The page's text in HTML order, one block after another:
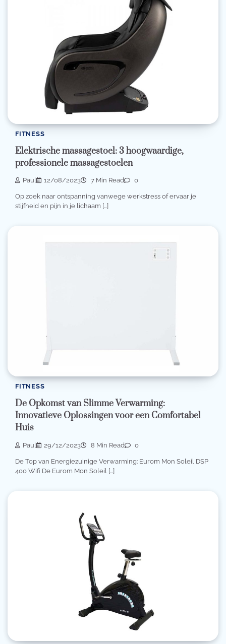
FITNESS
Elektrische massagestoel: 3 hoogwaardige,
professionele massagestoelen
Paul 12/08/2023 7 Min Read 0
Op zoek naar ontspanning vanwege werkstress of ervaar je
stijfheid en pijn in je lichaam […]
FITNESS
De Opkomst van Slimme Verwarming:
Innovatieve Oplossingen voor een Comfortabel
Huis
Paul 29/12/2023 8 Min Read 0
De Top van Energiezuinige Verwarming: Eurom Mon Soleil DSP
400 Wifi De Eurom Mon Soleil […]